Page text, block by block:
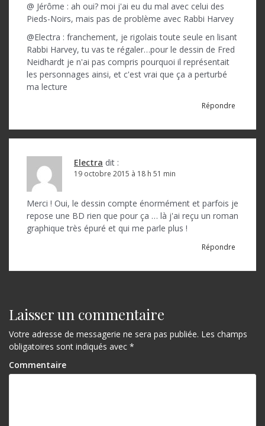
@ Jérôme : ah oui? moi j'ai eu du mal avec celui des
Pieds-Noirs, mais pas de problème avec Rabbi Harvey
@Electra : franchement, je rigolais toute seule en lisant
Rabbi Harvey, tu vas te régaler…pour le dessin de Fred
Neidhardt je n'ai pas compris pourquoi il représentait
les personnages ainsi, et c'est vrai que ça a perturbé
ma lecture
Répondre
Electra dit :
19 octobre 2015 à 18 h 51 min
Merci ! Oui, le dessin compte énormément et parfois je
repose une BD rien que pour ça … là j'ai reçu un roman
graphique très épuré et qui me parle plus !
Répondre
Laisser un commentaire
Votre adresse de messagerie ne sera pas publiée. Les champs
obligatoires sont indiqués avec *
Commentaire